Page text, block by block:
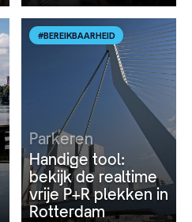
#BEREIKBAARHEID
Parkeren
Handige tool:
bekijk de realtime
vrije P+R plekken in
Rotterdam